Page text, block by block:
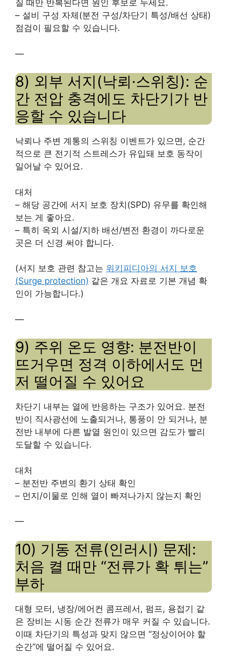
질 때만 반복된다면 원인 후보로 두세요.
– 설비 구성 자체(분전 구성/차단기 특성/배선 상태)
점검이 필요할 수 있습니다.
—
8) 외부 서지(낙뢰·스위칭): 순
간 전압 충격에도 차단기가 반
응할 수 있습니다
낙뢰나 주변 계통의 스위칭 이벤트가 있으면, 순간
적으로 큰 전기적 스트레스가 유입돼 보호 동작이
일어날 수 있어요.
대처
– 해당 공간에 서지 보호 장치(SPD) 유무를 확인해
보는 게 좋아요.
– 특히 옥외 시설/지하 배선/변전 환경이 까다로운
곳은 더 신경 써야 합니다.
(서지 보호 관련 참고는 위키피디아의 서지 보호
(Surge protection) 같은 개요 자료로 기본 개념 확
인이 가능합니다.)
—
9) 주위 온도 영향: 분전반이
뜨거우면 정격 이하에서도 먼
저 떨어질 수 있어요
차단기 내부는 열에 반응하는 구조가 있어요. 분전
반이 직사광선에 노출되거나, 통풍이 안 되거나, 분
전반 내부에 다른 발열 원인이 있으면 감도가 빨리
도달할 수 있습니다.
대처
– 분전반 주변의 환기 상태 확인
– 먼지/이물로 인해 열이 빠져나가지 않는지 확인
—
10) 기동 전류(인러시) 문제:
처음 켤 때만 “전류가 확 튀는”
부하
대형 모터, 냉장/에어컨 콤프레서, 펌프, 용접기 같
은 장비는 시동 순간 전류가 매우 커질 수 있습니다.
이때 차단기의 특성과 맞지 않으면 “정상이어야 할
순간”에 떨어질 수 있어요.